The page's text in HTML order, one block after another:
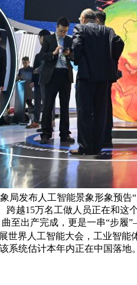
局发布人工智能景象形象预
越15万名工做人员正在和
至出产完成，更是一串“步
界人工智能大会，工业智
系统估计本年内正在中国落